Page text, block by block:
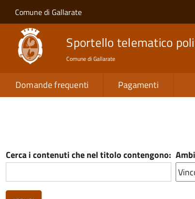
Salta al contenuto principale
Skip to site navigation
Comune di Gallarate
Sportello telematico
Comune di Gallarate
Domande frequenti Pagamenti
Cerca i contenuti che nel titolo contengono: